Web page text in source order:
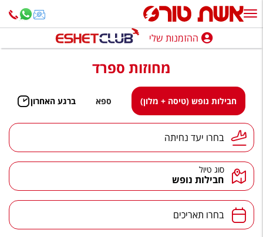
ההזמנות שלי
חופשה לפי סגנון
מלונות באילת
טיולים מאורגנים
סגנונות טיול
הרגע האחרון
ההזמנות שלי
מחוזות ספרד
חבילות נופש (טיסה + מלון) ספא ברגע האחרון
יעד נחיתהבחרו יעד נחיתה
סוג טיול
חבילות נופש
תאריכים בחרו תאריכים